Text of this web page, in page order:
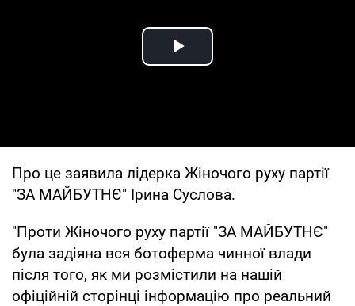
Play Video
Про це заявила лідерка Жіночого руху партії
"ЗА МАЙБУТНЄ" Ірина Суслова.
"Проти Жіночого руху партії "ЗА МАЙБУТНЄ"
була задіяна вся ботоферма чинної влади
після того, як ми розмістили на нашій
офіційній сторінці інформацію про реальний